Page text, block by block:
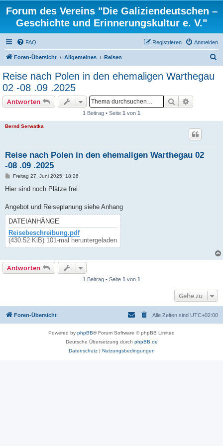
Forum des Vereins "Die Galiziendeutschen –
Geschichte und Erinnerungskultur e. V."
FAQ Anmelden
Registrieren
Foren-Übersicht Allgemeines Reisen
Reise nach Polen in den ehemaligen Warthegau
02 -08 .09 .2025
Antworten Suche
1 Beitrag • Seite 1 von 1
Bernd Serwatka
Reise nach Polen in den ehemaligen Warthegau 02
-08 .09 .2025
B
i
a
g
Freitag 27. Juni 2025, 18:26
Hier sind noch Plätze frei.
Angebot und Reiseplanung siehe Anhang
DATEIANHÄNGE
Reisebeschreibung.pdf
(430.52 KiB) 101-mal heruntergeladen
Antworten
1 Beitrag • Seite 1 von 1
Gehe zu
Foren-Übersicht Alle Zeiten sind UTC+02:00
Powered by phpBB® Forum Software © phpBB Limited
Deutsche Übersetzung durch phpBB.de
Datenschutz| Nutzungsbedingungen